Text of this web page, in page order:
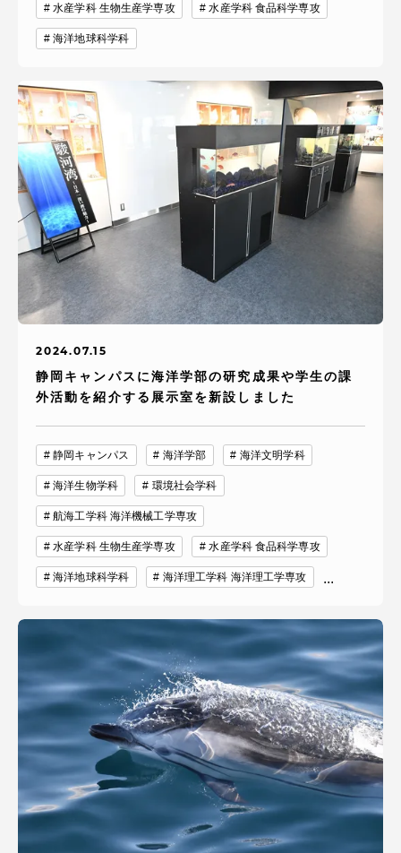
水産学科 生物生産学専攻 水産学科 食品科学専攻
海洋地球科学科
2024.07.15
静岡キャンパスに海洋学部の研究成果や学生の課
外活動を紹介する展示室を新設しました
静岡キャンパス 海洋学部 海洋文明学科
海洋生物学科 環境社会学科
航海工学科 海洋機械工学専攻
水産学科 生物生産学専攻 水産学科 食品科学専攻
海洋地球科学科 海洋理工学科 海洋理工学専攻 ...